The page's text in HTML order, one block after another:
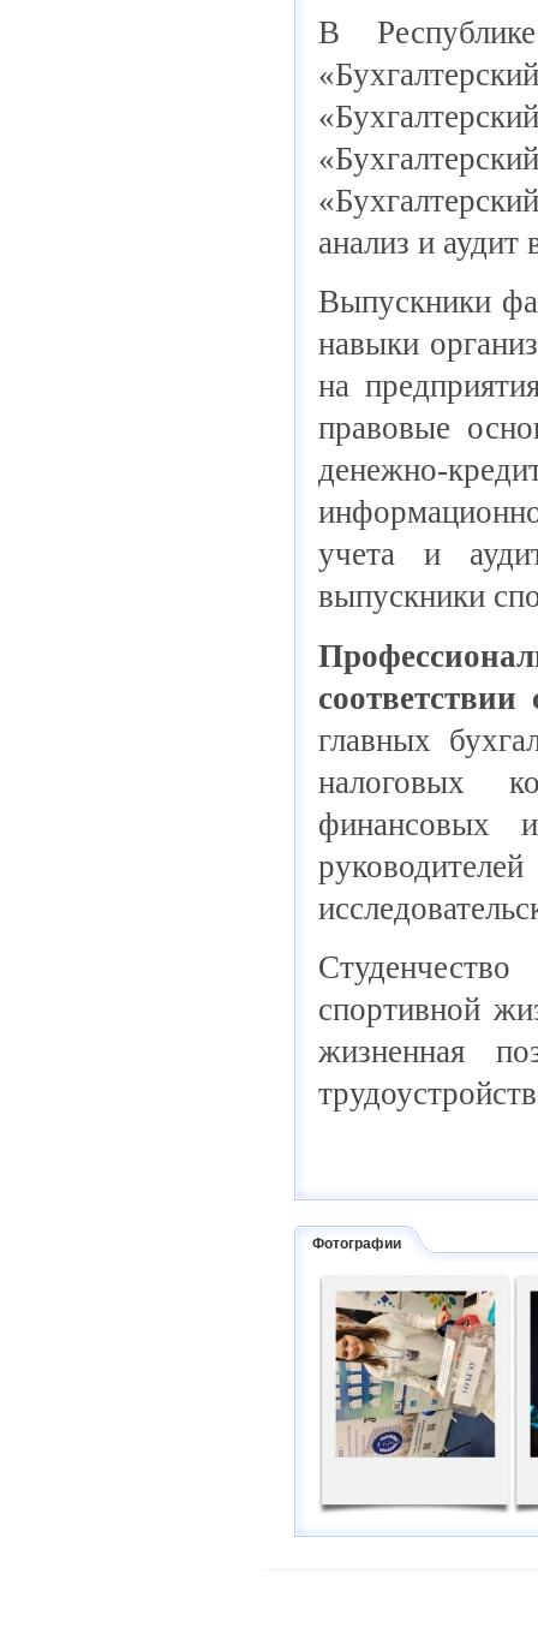
В
анализ и аудит
Выпускники
навыки
на
правовые
денежно-
учета и
выпускники
главных
налоговых
финансовых
спортивной
жизненная
Фотографии